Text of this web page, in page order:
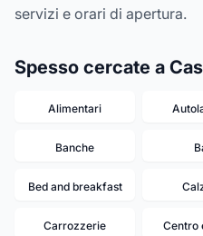
servizi e orari di apertura.
Spesso cercate a
Alimentari
Banche
Bed and breakfast
Carrozzerie Centro